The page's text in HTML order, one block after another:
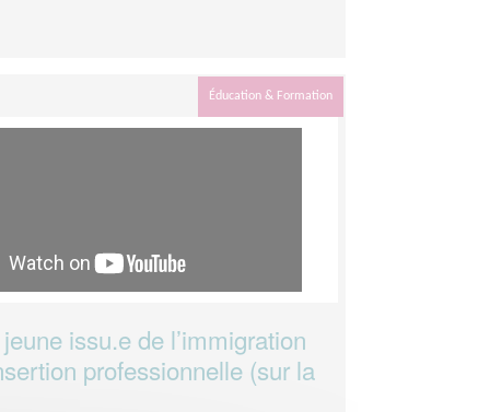
Éducation & Formation
issu.e de l’immigration
professionnelle (sur la